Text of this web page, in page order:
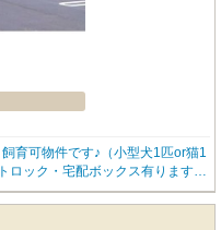
育可物件です♪（小型犬1匹or猫1
ロック・宅配ボックス有ります！
料です！（D.U-NET。回線工事